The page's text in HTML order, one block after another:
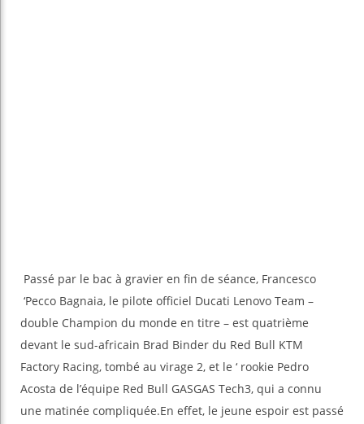
Passé par le bac à gravier en fin de séance, Francesco
‘Pecco Bagnaia, le pilote officiel Ducati Lenovo Team –
double Champion du monde en titre – est quatrième
devant le sud-africain Brad Binder du Red Bull KTM
Factory Racing, tombé au virage 2, et le ‘ rookie Pedro
Acosta de l’équipe Red Bull GASGAS Tech3, qui a connu
une matinée compliquée.En effet, le jeune espoir est passé